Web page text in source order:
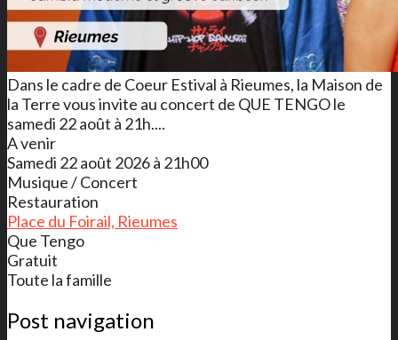
Dans le cadre de Coeur Estival à Rieumes, la Maison de
la Terre vous invite au concert de QUE TENGO le
samedi 22 août à 21h....
A venir
Samedi 22 août 2026 à 21h00
Musique / Concert
Restauration
Place du Foirail, Rieumes
Que Tengo
Gratuit
Toute la famille
Post navigation